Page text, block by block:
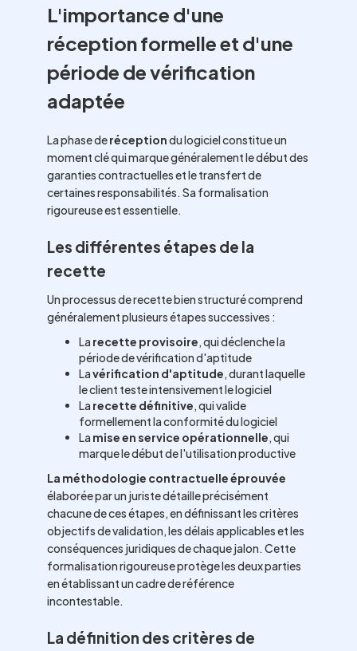
L'importance d'une
réception formelle et d'une
période de vérification
adaptée
La phase deréceptiondu logiciel constitue un
moment clé qui marque généralement le début des
garanties contractuelles et le transfert de
certaines responsabilités. Sa formalisation
rigoureuse est essentielle.
Les différentes étapes de la
recette
Un processus de recette bien structuré comprend
généralement plusieurs étapes successives :
La recette provisoire, qui déclenche la
période de vérification d'aptitude
Lavérification d'aptitude, durant laquelle
le client teste intensivement le logiciel
La recette définitive, qui valide
formellement la conformité du logiciel
La mise en service opérationnelle, qui
marque le début de l'utilisation productive
La méthodologie contractuelle éprouvée
élaborée par un juriste détaille précisément
chacune de ces étapes, en définissant les critères
objectifs de validation, les délais applicables et les
conséquences juridiques de chaque jalon. Cette
formalisation rigoureuse protège les deux parties
en établissant un cadre de référence
incontestable.
La définition des critères de